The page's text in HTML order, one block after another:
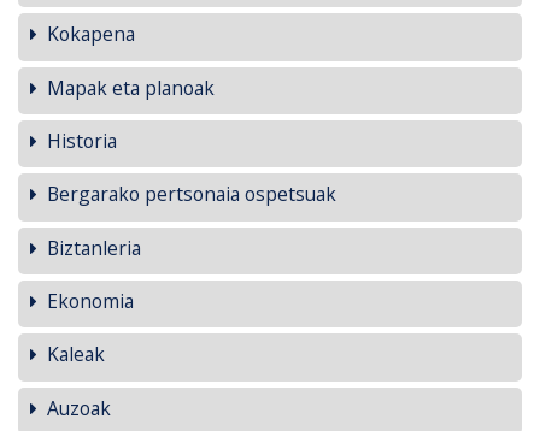
Kokapena
Mapak eta planoak
Historia
Bergarako pertsonaia ospetsuak
Biztanleria
Ekonomia
Kaleak
Auzoak